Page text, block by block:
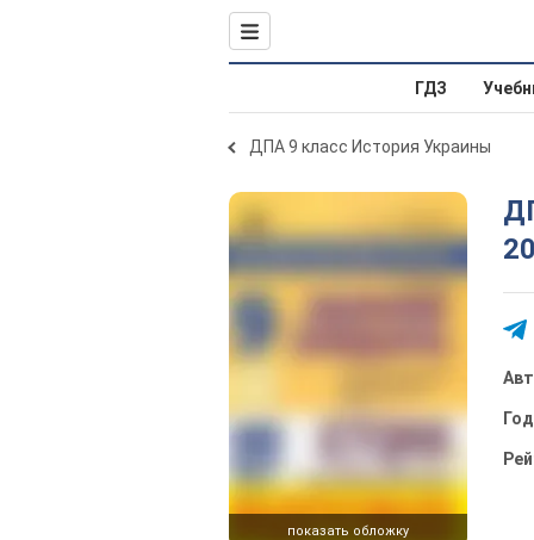
ГДЗ
ДПА 9 класс История Украины
показать обложку